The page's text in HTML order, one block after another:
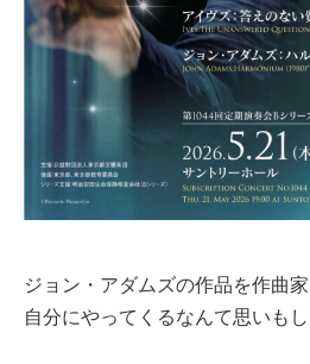
ジョン・アダムズの作品を作曲
自分にやってくるなんて思いもし